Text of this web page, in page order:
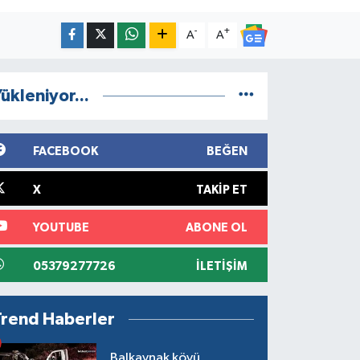
A- A+
FACEBOOK BEĞEN
X TAKIP ET
YOUTUBE ABONE OL
05379277726 İLETIŞIM
Haberler